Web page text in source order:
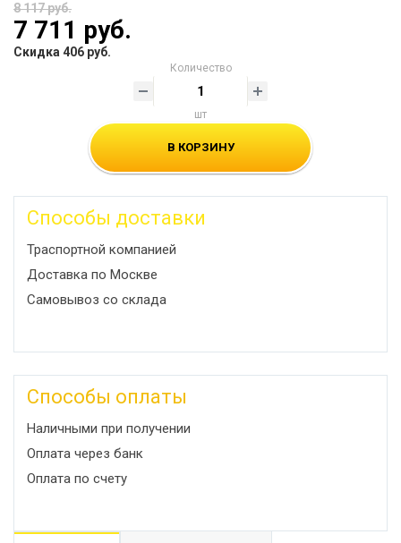
8 117 руб.
7 711 руб.
Скидка 406 руб.
Количество
шт
В КОРЗИНУ
Способы доставки
Траспортной компанией
Доставка по Москве
Самовывоз со склада
Способы оплаты
Наличными при получении
Оплата через банк
Оплата по счету